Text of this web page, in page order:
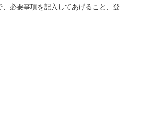
必要事項を記入してあげること、登